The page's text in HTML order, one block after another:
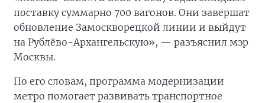
поставку суммарно 700 вагонов. Они завершат
обновление Замоскворецкой линии и выйдут
на Рублёво-Архангельскую», — разъяснил мэр
Москвы.
По его словам, программа модернизации
метро помогает развивать транспортное